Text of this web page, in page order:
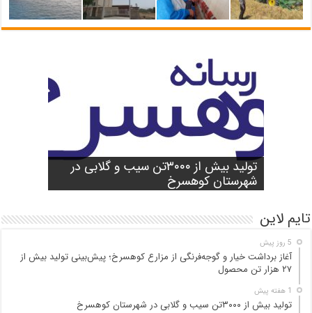
آغاز برداشت خیار و گوجه‌فرنگی از مزارع
کوهسرخ؛ پیش‌بینی تولید بیش از ۲۷ هزار
تن محصول
تولید بیش از ۳۰۰۰تن سیب و گلابی در
شهرستان کوهسرخ
واژگونی مرگبار مینی‌بوس زائران گنابادی
در محور کاشمر ـ کوهسرخ؛ ۵ جان‌باخته و
۲۵ مصدوم
بازدید میدانی مسئولان از محور کاشمر ـ
کوهسرخ و بررسی نقاط حادثه‌خیز
شورای آموزش و پرورش شهرستان
کوهسرخ برگزار شد؛ تأکید بر آمادگی
مدارس برای سال تحصیلی جدید
تایم لاین
5 روز پیش
آغاز برداشت خیار و گوجه‌فرنگی از مزارع کوهسرخ؛ پیش‌بینی تولید بیش از
۲۷ هزار تن محصول
1 هفته پیش
تولید بیش از ۳۰۰۰تن سیب و گلابی در شهرستان کوهسرخ